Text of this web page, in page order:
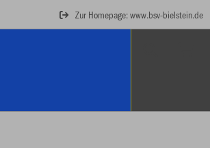
Zur Homepage: www.bsv-bielstein.de